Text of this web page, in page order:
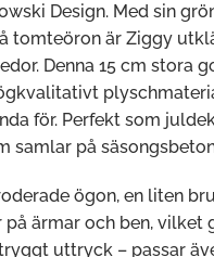
Design. Med sin
tomteöron är Ziggy
Denna 15 cm stora
för. Perfekt som
samlar på
ögon, en liten
på ärmar och ben, vilket
uttryck – passar